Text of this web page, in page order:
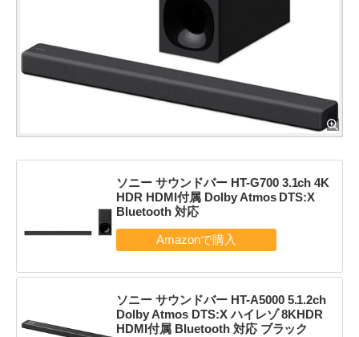
ソニー サウンドバー HT-G700 3.1ch 4K
HDR HDMI付属 Dolby Atmos DTS:X
Bluetooth 対応
ソニー サウンドバー HT-A5000 5.1.2ch
Dolby Atmos DTS:X ハイレゾ 8KHDR
HDMI付属 Bluetooth 対応 ブラック